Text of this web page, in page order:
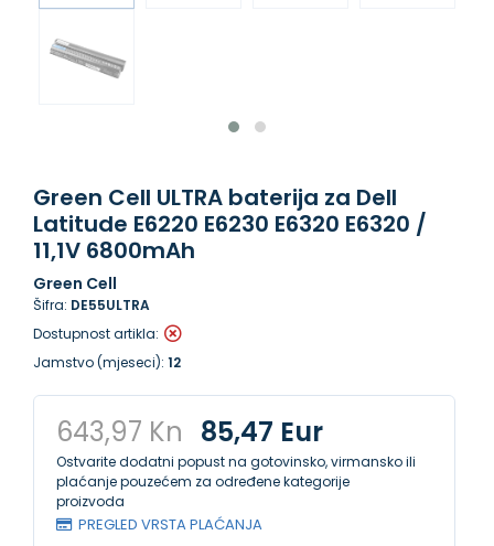
Green Cell ULTRA baterija za Dell
Latitude E6220 E6230 E6320 E6320 /
11,1V 6800mAh
Green Cell
Šifra: DE55ULTRA
Dostupnost artikla:
Jamstvo (mjeseci): 12
643,97 Kn 85,47 Eur
Ostvarite dodatni popust na gotovinsko, virmansko ili
plaćanje pouzećem za određene kategorije
proizvoda
PREGLED VRSTA PLAĆANJA